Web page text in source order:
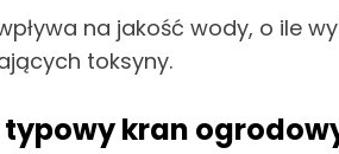
na jakość wody, o ile
toksyny.
typowy kran